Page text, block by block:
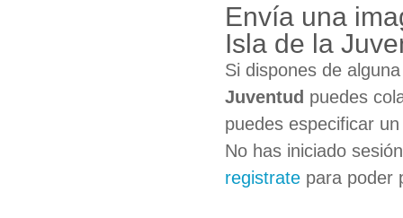
Envía una
Isla de la
Si dispones de
Juventud puedes
puedes especificar
No has iniciado
registrate para poder